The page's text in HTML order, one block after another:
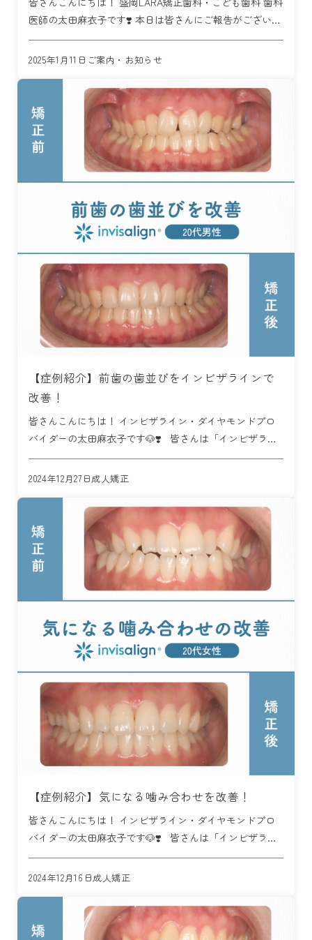
医師の太田麻衣子です❣️ 本日は皆さんにご報告がございま
す！✨ この度・・・ インビザライン実績評価で 「ダイ
ヤモンド・プロバイダー」 に認定されま […]
2025年1月11日 ご案内・お知らせ
【症例紹介】前歯の歯並びをインビザラインで
改善！
皆さんこんにちは！ インビザライン・ダイヤモンドプロ
バイダーの太田麻衣子です🐶❣️ 皆さんは「インビザライ
ン」についてどのくらいご存知ですか？ インビザライン
矯正とは、透明に近い目立ちにくいマウスピース型の […]
2024年12月27日成人矯正
【症例紹介】気になる噛み合わせを改善！
皆さんこんにちは！ インビザライン・ダイヤモンドプロ
バイダーの太田麻衣子です🐶❣️ 皆さんは「インビザライ
ン」についてどのくらいご存知ですか？ インビザライン
矯正とは、透明に近い目立ちにくいマウスピース型の […]
2024年12月16日成人矯正